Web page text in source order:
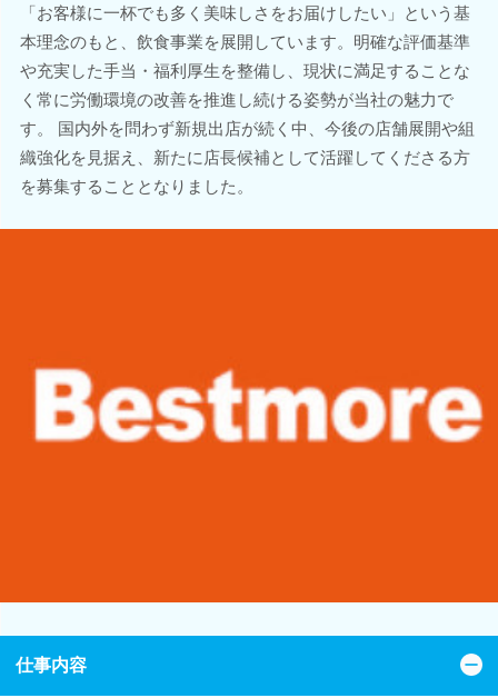
「お客様に一杯でも多く美味しさをお届けしたい」という基
本理念のもと、飲食事業を展開しています。明確な評価基準
や充実した手当・福利厚生を整備し、現状に満足することな
く常に労働環境の改善を推進し続ける姿勢が当社の魅力で
す。 国内外を問わず新規出店が続く中、今後の店舗展開や組
織強化を見据え、新たに店長候補として活躍してくださる方
を募集することとなりました。
仕事内容